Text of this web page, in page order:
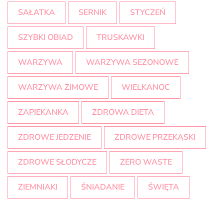
SAŁATKA SERNIK STYCZEŃ
SZYBKI OBIAD TRUSKAWKI
WARZYWA WARZYWA SEZONOWE
WARZYWA ZIMOWE WIELKANOC
ZAPIEKANKA ZDROWA DIETA
ZDROWE JEDZENIE ZDROWE PRZEKĄSKI
ZDROWE SŁODYCZE ZERO WASTE
ZIEMNIAKI ŚNIADANIE ŚWIĘTA